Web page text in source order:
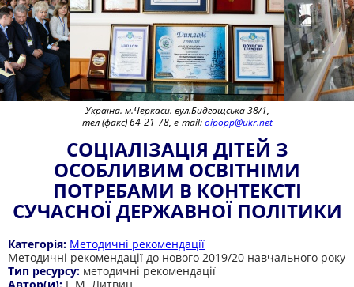
Україна. м.Черкаси. вул.Бидгощська 38/1,
тел (факс) 64-21-78, e-mail:oipopp@ukr.net
СОЦІАЛІЗАЦІЯ ДІТЕЙ З
ОСОБЛИВИМ ОСВІТНІМИ
ПОТРЕБАМИ В КОНТЕКСТІ
СУЧАСНОЇ ДЕРЖАВНОЇ ПОЛІТИКИ
Категорія: Методичні рекомендації
Методичні рекомендації до нового 2019/20 навчального року
Тип ресурсу: методичні рекомендації